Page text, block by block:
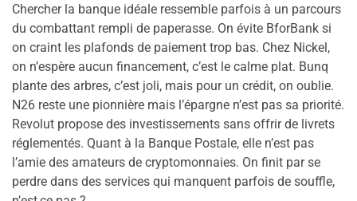
Chercher la banque idéale ressemble parfois à un parcours
du combattant rempli de paperasse. On évite BforBank si
on craint les plafonds de paiement trop bas. Chez Nickel,
on n’espère aucun financement, c’est le calme plat. Bunq
plante des arbres, c’est joli, mais pour un crédit, on oublie.
N26 reste une pionnière mais l’épargne n’est pas sa priorité.
Revolut propose des investissements sans offrir de livrets
réglementés. Quant à la Banque Postale, elle n’est pas
l’amie des amateurs de cryptomonnaies. On finit par se
perdre dans des services qui manquent parfois de souffle,